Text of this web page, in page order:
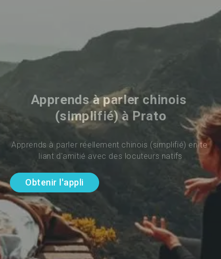
Apprends à parler chinois
(simplifié) à Prato
Apprends à parler réellement chinois (simplifié) en te
liant d'amitié avec des locuteurs natifs
Obtenir l'appli